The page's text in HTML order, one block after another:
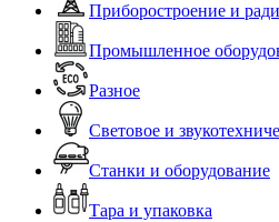
Приборостроение и
Промышленное
Разное
Световое и
Станки и оборудование
Тара и упаковка